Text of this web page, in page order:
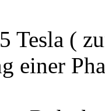
Tesla (
einer